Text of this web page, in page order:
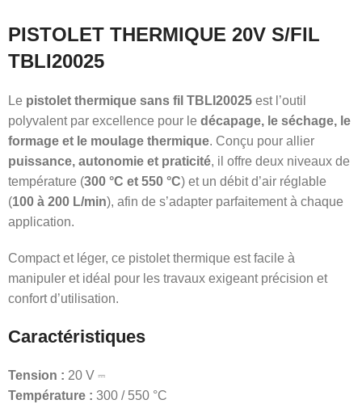
PISTOLET THERMIQUE 20V S/FIL
TBLI20025
Le pistolet thermique sans fil TBLI20025 est l’outil
polyvalent par excellence pour le décapage, le séchage, le
formage et le moulage thermique. Conçu pour allier
puissance, autonomie et praticité, il offre deux niveaux de
température (300 °C et 550 °C) et un débit d’air réglable
(100 à 200 L/min), afin de s’adapter parfaitement à chaque
application.
Compact et léger, ce pistolet thermique est facile à
manipuler et idéal pour les travaux exigeant précision et
confort d’utilisation.
Caractéristiques
Tension : 20 V ⎓
Température : 300 / 550 °C